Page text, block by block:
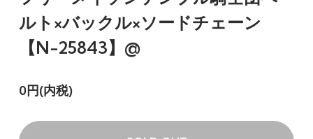
ルト×バックル×ソードチェーン
【N-25843】@
0円(内税)